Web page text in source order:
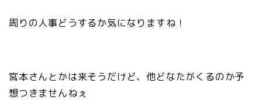
周りの人事どうするか気になりますね！
宮本さんとかは来そうだけど、他どなたがくるのか予
想つきませんねぇ